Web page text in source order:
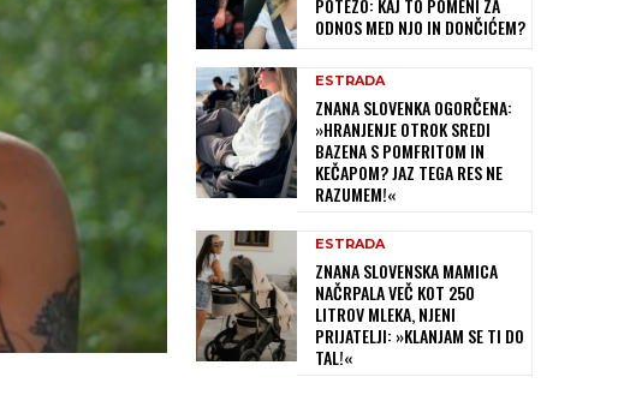
POTEZO: KAJ TO POMENI ZA
ODNOS MED NJO IN DONČIĆEM?
ESTRADA
ZNANA SLOVENKA OGORČENA:
»HRANJENJE OTROK SREDI
BAZENA S POMFRITOM IN
KEČAPOM? JAZ TEGA RES NE
RAZUMEM!«
ESTRADA
ZNANA SLOVENSKA MAMICA
NAČRPALA VEČ KOT 250
LITROV MLEKA, NJENI
PRIJATELJI: »KLANJAM SE TI DO
TAL!«